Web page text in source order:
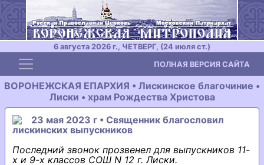
6 августа 2026 г., ЧЕТВЕРГ, (24 июля ст.)
Toggle navigation ПОЛНАЯ ВЕРСИЯ САЙТА
ВОРОНЕЖСКАЯ ЕПАРХИЯ • Лискинское благочиние •
Лиски • храм Рождества Христова
23 мая 2023 г • Священник благословил
лискинских выпускников
Последний звонок прозвенел для выпускников 11-
х и 9-х классов СОШ N 12 г. Лиски.